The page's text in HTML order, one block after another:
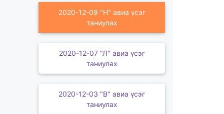
2020-12-09 "Н" авиа үсэг
таниулах
2020-12-07 "Л" авиа үсэг
таниулах
2020-12-03 "В" авиа үсэг
таниулах